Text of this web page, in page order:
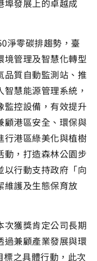
埠發展上的卓越成
零碳排趨勢，臺
境管理及智慧化轉型
品質自動監測站、推
慧能源管理系統，
監控設備，有效提升
顧港區安全、環保與
行港區綠美化與植樹
動，打造森林公園步
以行動支持政府「向
維護及生態保育放
獲獎肯定公司長期
過兼顧產業發展與環
標之具體行動，此次